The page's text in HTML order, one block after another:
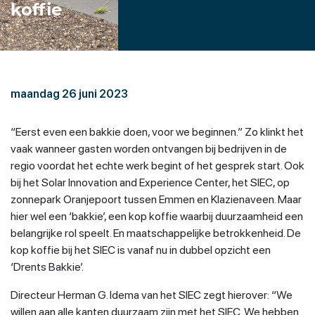
koffie
maandag 26 juni 2023
“Eerst even een bakkie doen, voor we beginnen.” Zo klinkt het
vaak wanneer gasten worden ontvangen bij bedrijven in de
regio voordat het echte werk begint of het gesprek start. Ook
bij het Solar Innovation and Experience Center, het SIEC, op
zonnepark Oranjepoort tussen Emmen en Klazienaveen. Maar
hier wel een ‘bakkie’, een kop koffie waarbij duurzaamheid een
belangrijke rol speelt. En maatschappelijke betrokkenheid. De
kop koffie bij het SIEC is vanaf nu in dubbel opzicht een
‘Drents Bakkie’.
Directeur Herman G. Idema van het SIEC zegt hierover: “We
willen aan alle kanten duurzaam zijn met het SIEC. We hebben